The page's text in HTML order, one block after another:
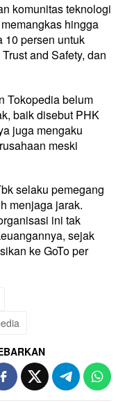
komunitas teknologi
hingga
10 persen untuk
and Safety, dan
Tokopedia belum
baik disebut PHK
juga mengaku
meski
selaku pemegang
menjaga jarak.
ini tak
sejak
ke GoTo per